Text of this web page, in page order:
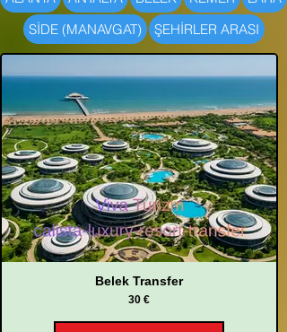
SİDE (MANAVGAT)
ŞEHİRLER ARASI
Belek Transfer
30 €